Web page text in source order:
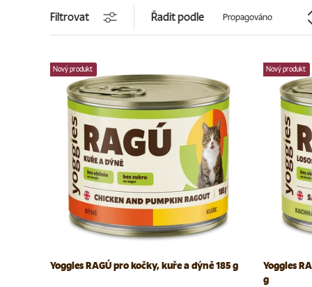
Filtrovat Řadit podle Propagováno
Nový produkt
Yoggies RAGÚ pro kočky, kuře a dýně 185 g
Nový produkt
Yoggies
g